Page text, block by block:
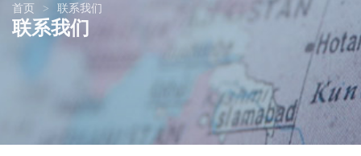
首页 > 联系我们
联系我们